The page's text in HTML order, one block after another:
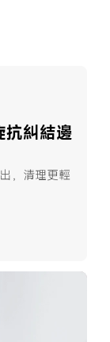
抗糾結邊
，清理更輕